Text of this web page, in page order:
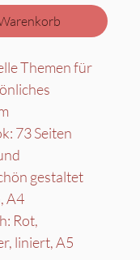
Themen für
73 Seiten
gestaltet
A4
Rot,
liniert, A5